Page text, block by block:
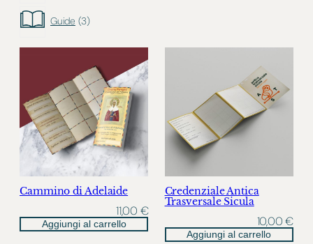
d
o
t
Guide 3p
r
d
t
i
Cammino di Adelaide
11,00 €
Aggiungi al carrello
Credenziale Antica
Trasversale Sicula
10,00€
Aggiungi al carrello